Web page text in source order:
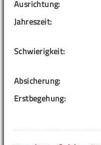
Ausrichtung:
Jahreszeit:
Schwierigkeit:
Absicherung:
Erstbegehung: